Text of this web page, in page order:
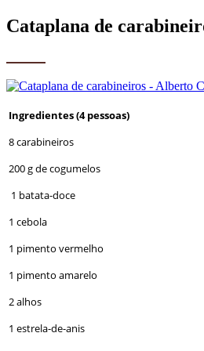
Cataplana de
Ingredientes (4 pessoas)
8 carabineiros
200 g de cogumelos
1 batata-doce
1 cebola
1 pimento vermelho
1 pimento amarelo
2 alhos
1 estrela-de-anis